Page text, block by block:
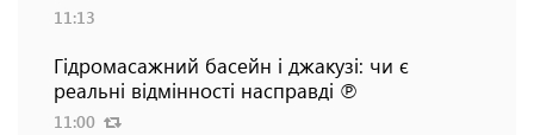
11:13
Гідромасажний басейн і джакузі: чи є
реальні відмінності насправді ℗
11:00